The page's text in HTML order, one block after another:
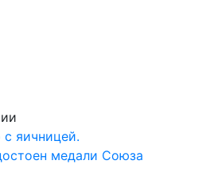
яичницей.
медали Союза